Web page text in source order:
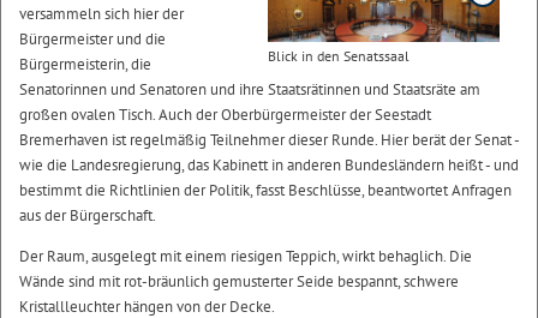
Blick in den Senatssaal
versammeln sich hier der
Bürgermeister und die
Bürgermeisterin, die
Senatorinnen und Senatoren und ihre Staatsrätinnen und Staatsräte am
großen ovalen Tisch. Auch der Oberbürgermeister der Seestadt
Bremerhaven ist regelmäßig Teilnehmer dieser Runde. Hier berät der Senat -
wie die Landesregierung, das Kabinett in anderen Bundesländern heißt - und
bestimmt die Richtlinien der Politik, fasst Beschlüsse, beantwortet Anfragen
aus der Bürgerschaft.
Der Raum, ausgelegt mit einem riesigen Teppich, wirkt behaglich. Die
Wände sind mit rot-bräunlich gemusterter Seide bespannt, schwere
Kristallleuchter hängen von der Decke.